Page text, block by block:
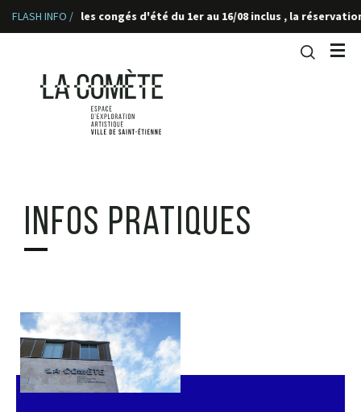
FLASH INFO /
pour les congés d'été du 1er au 16/08 inclus , la réservation en
Infos pratiques